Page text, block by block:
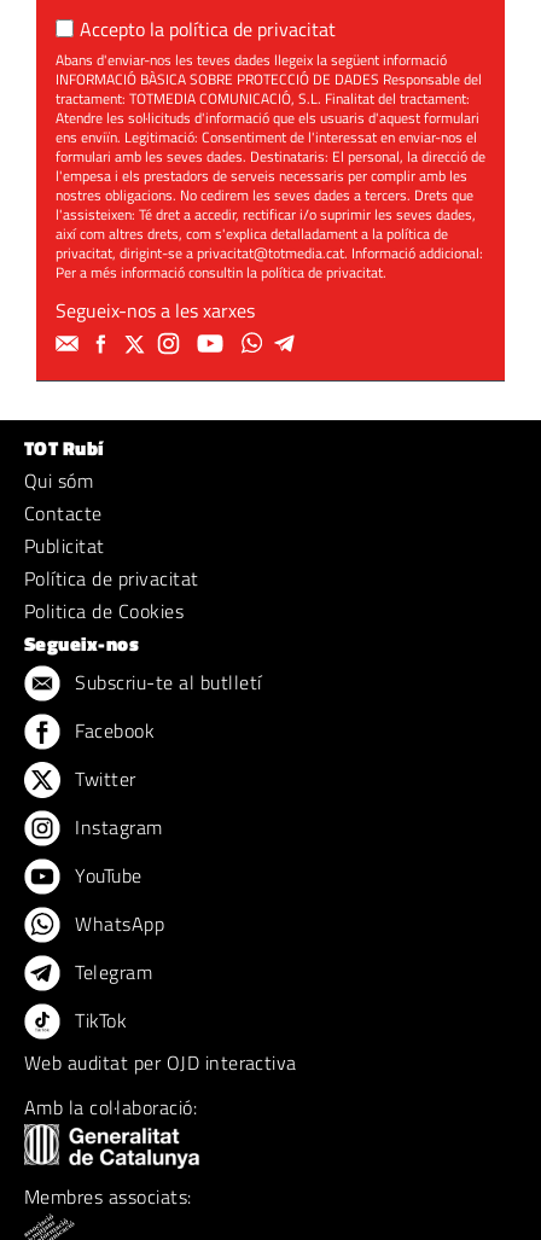
Accepto la política de privacitat
Abans d'enviar-nos les teves dades llegeix la següent informació
INFORMACIÓ BÀSICA SOBRE PROTECCIÓ DE DADES Responsable del
tractament: TOTMEDIA COMUNICACIÓ, S.L. Finalitat del tractament:
Atendre les sol·licituds d'informació que els usuaris d'aquest formulari
ens enviïn. Legitimació: Consentiment de l'interessat en enviar-nos el
formulari amb les seves dades. Destinataris: El personal, la direcció de
l'empesa i els prestadors de serveis necessaris per complir amb les
nostres obligacions. No cedirem les seves dades a tercers. Drets que
l'assisteixen: Té dret a accedir, rectificar i/o suprimir les seves dades,
així com altres drets, com s'explica detalladament a la política de
privacitat, dirigint-se aprivacitat@totmedia.cat. Informació addicional:
Per a més informació consultin lapolítica de privacitat.
Segueix-nos a les xarxes
TOT Rubí
Qui sóm
Contacte
Publicitat
Política de privacitat
Politica de Cookies
Segueix-nos
Subscriu-te al butlletí
Facebook
Twitter
Instagram
YouTube
WhatsApp
Telegram
TikTok
Web auditat per OJD interactiva
Amb la col·laboració:
Membres associats: